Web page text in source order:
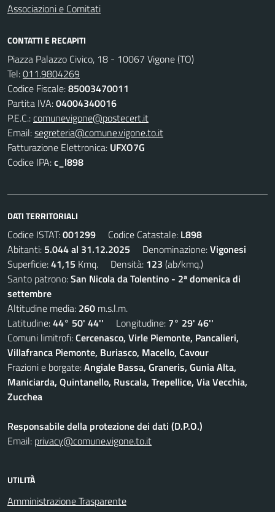
Associazioni e Comitati
CONTATTI E RECAPITI
Piazza Palazzo Civico, 18 - 10067 Vigone (TO)
Tel:011.9804269
Codice Fiscale:85003470011
Partita IVA:04004340016
P.E.C.:comunevigone@postecert.it
Email:segreteria@comune.vigone.to.it
Fatturazione Elettronica: UFXO7G
Codice IPA:c_l898
DATI TERRITORIALI
Codice ISTAT:001299 Codice Catastale: L898
Abitanti: 5.044 al 31.12.2025 Denominazione:Vigonesi
Superficie:41,15 Kmq. Densità: 123 (ab/kmq.)
Santo patrono:San Nicola da Tolentino - 2ª domenica di
settembre
Altitudine media: 260 m.s.l.m.
Latitudine:44° 50' 44'' Longitudine: 7° 29' 46''
Comuni limitrofi:Cercenasco, Virle Piemonte, Pancalieri,
Villafranca Piemonte, Buriasco, Macello, Cavour
Frazioni e borgate:Angiale Bassa, Graneris, Gunia Alta,
Maniciarda, Quintanello, Ruscala, Trepellice, Via Vecchia,
Zucchea
Responsabile della protezione dei dati (D.P.O.)
Email: privacy@comune.vigone.to.it
UTILITÀ
Amministrazione Trasparente